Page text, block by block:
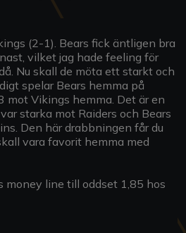
(2-1). Bears fick äntligen bra
vilket jag hade feeling för
Nu skall de möta ett starkt och
spelar Bears hemma på
mot Vikings hemma. Det är en
starka mot Raiders och Bears
Den här drabbningen får du
vara favorit hemma med
money line till oddset 1,85 hos